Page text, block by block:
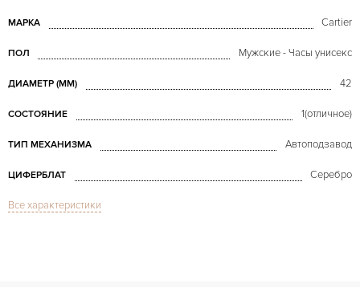
МАРКА Cartier
ПОЛ Мужские - Часы унисекс
ДИАМЕТР (MM) 42
СОСТОЯНИЕ 1(отличное)
ТИП МЕХАНИЗМА Автоподзавод
ЦИФЕРБЛАТ Серебро
СТЕКЛО
Все характеристики